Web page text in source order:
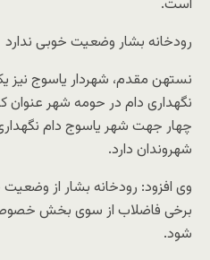
است.
رودخانه بشار وضعیت خوبی ندارد
نستهن مقدم، شهردار یاسوج نیز
نگهداری دام در حومه شهر عنوان
چهار جهت شهر یاسوج دام
شهروندان دارد.
وی افزود: رودخانه بشار از
برخی فاضلاب از سوی بخش
شود.